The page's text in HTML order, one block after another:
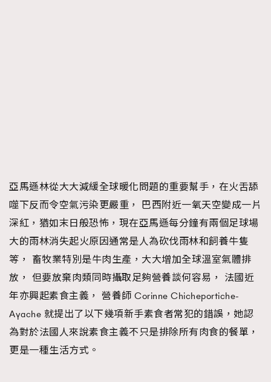
Grooming&Fitness 38
HommesFashion 2
HommeStyle 132
NoBagNoLife 349
People 53
TheFrenchWay 145
VAxChowSangSang 4
WatchesWonder&Beyond 21
WatchesWonder&Beyond 1
向ChanelN°5致敬
#FigaroIssue 專訪陳漢娜Hanna與Takuro｜模特
情侶談愛情
亞馬遜林從大大減緩全球暖化問題的重要幫手，在火舌舔
噬下反而令空氣污染更嚴重， 巴西附近一氧天空變成一片
深紅，猶如末日般恐怖，現在亞馬遜每分鐘有兩個足球場
大的雨林消失起火原因通常是人為砍伐雨林和飼養牛隻
等， 畜牧業特別是牛肉生產，大大增加全球溫室氣體排
放， 但要放棄肉類同時攝取足夠營養談何容易， 法國近
年亦興起素食主義， 營養師 Corinne Chicheportiche-
Ayache 就提出了以下幾項新手素食者常犯的錯誤，她認
為對於法國人來說素食主義不只是排除所有肉食的餐單，
更是一種生活方式。